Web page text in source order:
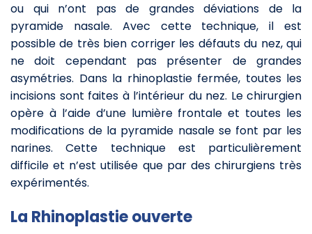
ou qui n’ont pas de grandes déviations de la
pyramide nasale. Avec cette technique, il est
possible de très bien corriger les défauts du nez, qui
ne doit cependant pas présenter de grandes
asymétries. Dans la rhinoplastie fermée, toutes les
incisions sont faites à l’intérieur du nez. Le chirurgien
opère à l’aide d’une lumière frontale et toutes les
modifications de la pyramide nasale se font par les
narines. Cette technique est particulièrement
difficile et n’est utilisée que par des chirurgiens très
expérimentés.
La Rhinoplastie ouverte